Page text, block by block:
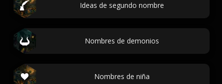
Ideas de segundo nombre
Nombres de demonios
Nombres de niña